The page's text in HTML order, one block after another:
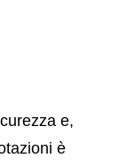
e,
è